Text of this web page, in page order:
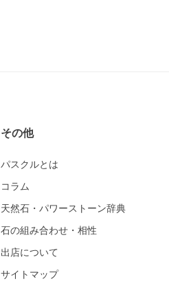
その他
パスクルとは
コラム
天然石・パワーストーン辞典
石の組み合わせ・相性
出店について
サイトマップ